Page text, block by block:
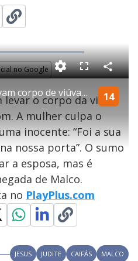
no Google
Judite e Caifás levam corpo de viúva ao Vale de Hinom | Jesus 14
F
l
s
c
e
n
C
o
m
a
a
levar o corpo da viúva
A mulher culpa o
inocente: “Foi a sua
nossa porta”. O sumo
a esposa, mas é
de Malco.
no PlayPlus.com
JESUS JUDITE CAIFÁS MALCO